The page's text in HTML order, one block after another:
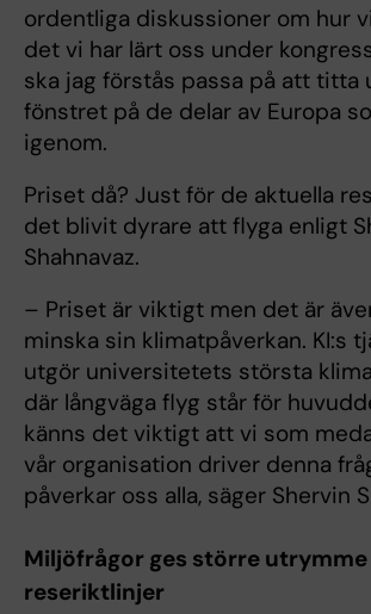
ordentliga diskussioner om hur
det vi har lärt oss under
ska jag förstås passa på att titta
fönstret på de delar av Europa
igenom.
Priset då? Just för de aktuella
det blivit dyrare att flyga enligt
Shahnavaz.
– Priset är viktigt men det är
minska sin klimatpåverkan. KI:s
utgör universitetets största
där långväga flyg står för
känns det viktigt att vi som
vår organisation driver denna
påverkar oss alla, säger Shervin
Miljöfrågor ges större utrymme
reseriktlinjer